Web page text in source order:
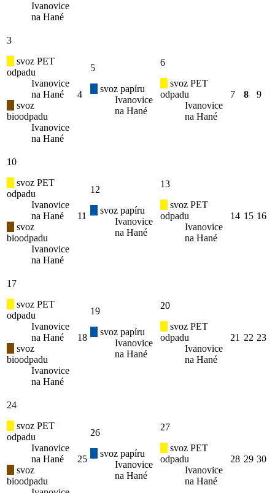
Ivanovice
na Hané
3
svoz PET
odpadu
Ivanovice
na Hané
svoz
bioodpadu
Ivanovice
na Hané
4
5
svoz papíru
Ivanovice
na Hané
6
svoz PET
odpadu
Ivanovice
na Hané
7 8 9
10
svoz PET
odpadu
Ivanovice
na Hané
svoz
bioodpadu
Ivanovice
na Hané
11
12
svoz papíru
Ivanovice
na Hané
13
svoz PET
odpadu
Ivanovice
na Hané
14 15 16
17
svoz PET
odpadu
Ivanovice
na Hané
svoz
bioodpadu
Ivanovice
na Hané
18
19
svoz papíru
Ivanovice
na Hané
20
svoz PET
odpadu
Ivanovice
na Hané
21 22 23
24
svoz PET
odpadu
Ivanovice
na Hané
svoz
bioodpadu
25
26
svoz papíru
Ivanovice
na Hané
27
svoz PET
odpadu
Ivanovice
na Hané
28 29 30